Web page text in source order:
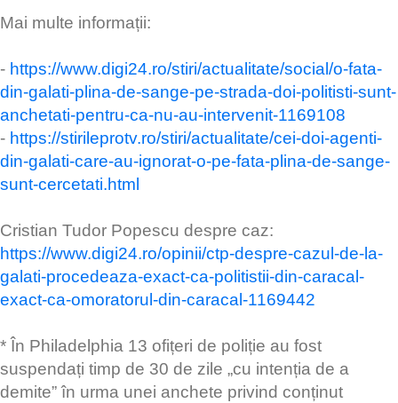
Mai multe informații:
- https://www.digi24.ro/stiri/actualitate/social/o-fata-
din-galati-plina-de-sange-pe-strada-doi-politisti-sunt-
anchetati-pentru-ca-nu-au-intervenit-1169108
- https://stirileprotv.ro/stiri/actualitate/cei-doi-agenti-
din-galati-care-au-ignorat-o-pe-fata-plina-de-sange-
sunt-cercetati.html
Cristian Tudor Popescu despre caz:
https://www.digi24.ro/opinii/ctp-despre-cazul-de-la-
galati-procedeaza-exact-ca-politistii-din-caracal-
exact-ca-omoratorul-din-caracal-1169442
* În Philadelphia 13 ofițeri de poliție au fost
suspendați timp de 30 de zile „cu intenția de a
demite” în urma unei anchete privind conținut